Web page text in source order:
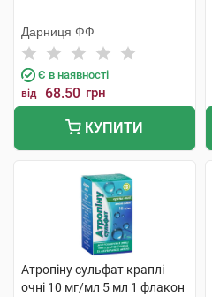
Дарниця ФФ
Є в наявності
від 68.50 грн
КУПИТИ
Атропіну сульфат краплі
очні 10 мг/мл 5 мл 1 флакон